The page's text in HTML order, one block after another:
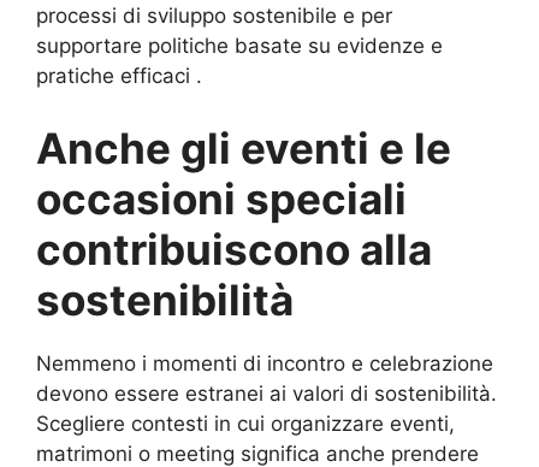
processi di sviluppo sostenibile e per
supportare politiche basate su evidenze e
pratiche efficaci .
Anche gli eventi e le
occasioni speciali
contribuiscono alla
sostenibilità
Nemmeno i momenti di incontro e celebrazione
devono essere estranei ai valori di sostenibilità.
Scegliere contesti in cui organizzare eventi,
matrimoni o meeting significa anche prendere